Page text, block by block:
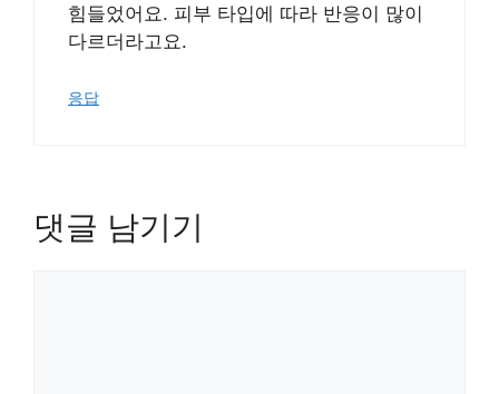
힘들었어요. 피부 타입에 따라 반응이 많이
다르더라고요.
응답
댓글 남기기